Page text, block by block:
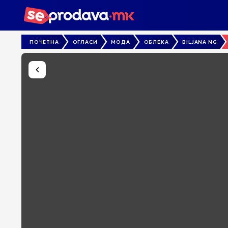
ПОЧЕТНА ОГЛАСИ МОДА ОБЛЕКА BILJANA NG